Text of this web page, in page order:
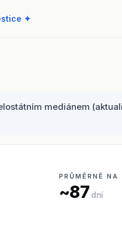
✦
mediánem
PRŮMĚRNĚ NA
~87 dní